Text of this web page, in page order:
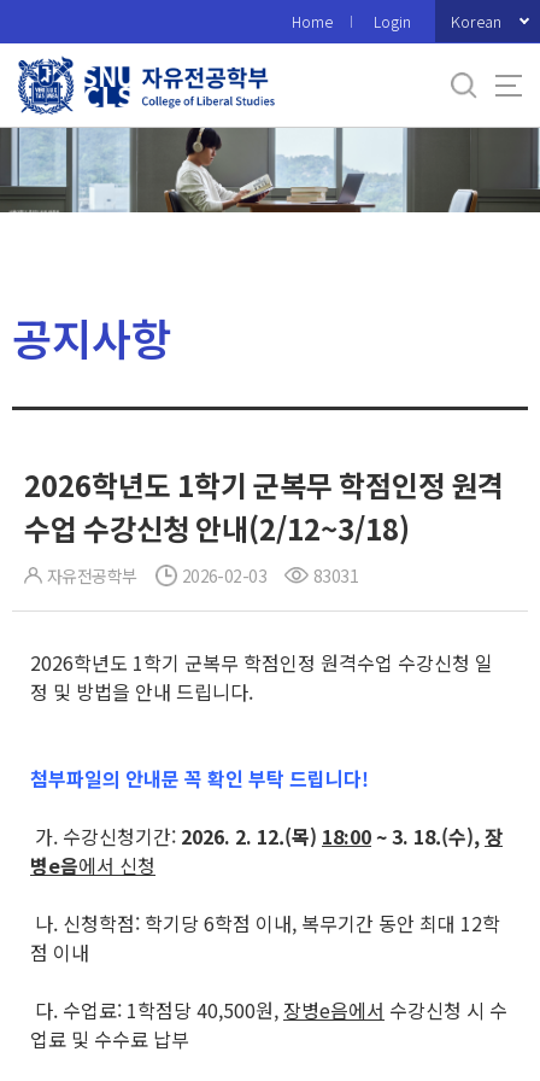
로
메
Home Login Korean
공지사항
2026학년도 1학기 군복무 학점인정 원격
수업 수강신청 안내(2/12~3/18)
자유전공학부 2026-02-03 83031
2026학년도 1학기 군복무 학점인정 원격수업 수강신청 일
정 및 방법을 안내 드립니다.
첨부파일의 안내문 꼭 확인 부탁 드립니다!
가. 수강신청기간: 2026. 2. 12.(목) 18:00~ 3. 18.(수),장
병e음에서 신청
나. 신청학점: 학기당 6학점 이내, 복무기간 동안 최대 12학
점 이내
다. 수업료: 1학점당 40,500원, 장병e음에서 수강신청 시 수
업료 및 수수료 납부